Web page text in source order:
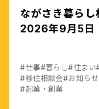
ながさき暮ら
2026年9月5日
#仕事#暮らし#住まい
#移住相談会#お知らせ
#起業・創業